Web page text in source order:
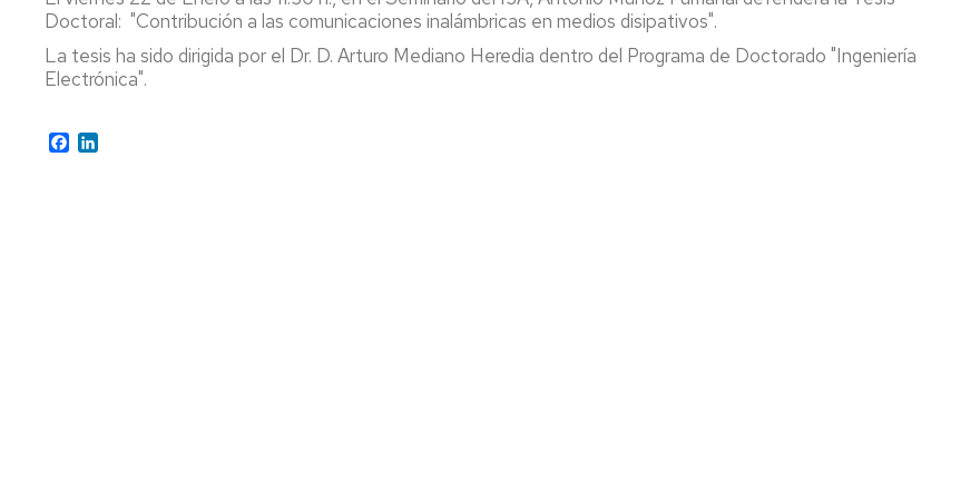
AREA
CONSEJO
CONSEJO
DE
DEPARTAMENTO
ENTIDADES
COLABORADORAS
CALENDARIO
EINA
Doctoral: "Contribución a las comunicaciones inalámbricas en medios disipativos".
La tesis ha sido dirigida por el Dr. D. Arturo Mediano Heredia dentro del Programa de Doctorado "Ingeniería
Electrónica".
Facebook